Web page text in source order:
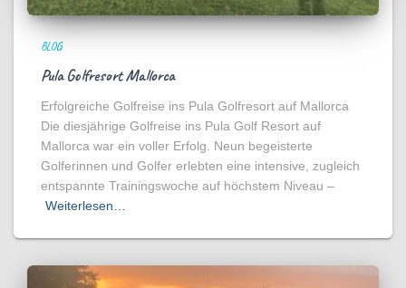
BLOG
Pula Golfresort Mallorca
Erfolgreiche Golfreise ins Pula Golfresort auf Mallorca
Die diesjährige Golfreise ins Pula Golf Resort auf
Mallorca war ein voller Erfolg. Neun begeisterte
Golferinnen und Golfer erlebten eine intensive, zugleich
entspannte Trainingswoche auf höchstem Niveau –
Weiterlesen…